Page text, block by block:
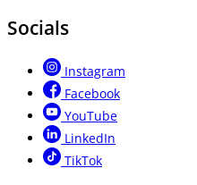
Socials
Instagram
Facebook
YouTube
LinkedIn
TikTok